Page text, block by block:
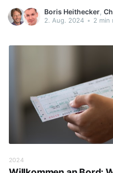
Unter Erhalt aller
möglich! Das ermöglicht
Boris Heithecker,
2. Aug. 2024 • 2 min
2024